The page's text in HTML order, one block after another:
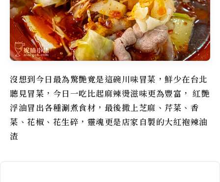
沒想到今日最為驚艷竟是這碗川味冒菜，鮮少在台北
聽見冒菜，今日一吃比起麻辣燙滋味更為豐富， 紅艷
浮油冒出各種涮煮食材，最後撒上芝麻、芹菜、香
菜、花椒、花生碎，靈魂更是店家自製的大紅袍辣油
渣